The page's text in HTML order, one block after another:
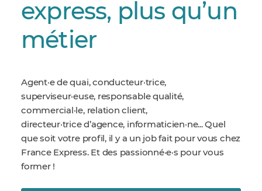
express, plus qu’un
métier
Agent·e de quai, conducteur·trice,
superviseur·euse, responsable qualité,
commercial·le, relation client,
directeur·trice d’agence, informaticien·ne... Quel
que soit votre profil, il y a un job fait pour vous chez
France Express. Et des passionné·e·s pour vous
former !